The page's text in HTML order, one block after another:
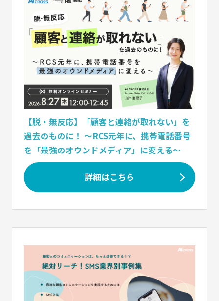
【脱・無反応】「顧客と連絡が取れない」を
過去のものに！ 〜RCS元年に、携帯電話番号
を「最強のオウンドメディア」に変える〜
詳細はこちら